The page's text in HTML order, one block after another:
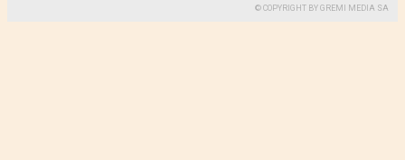
© COPYRIGHT BY GREMI MEDIA SA